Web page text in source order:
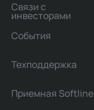
Связи с
инвесторами
События
Техподдержка
Приемная Softline